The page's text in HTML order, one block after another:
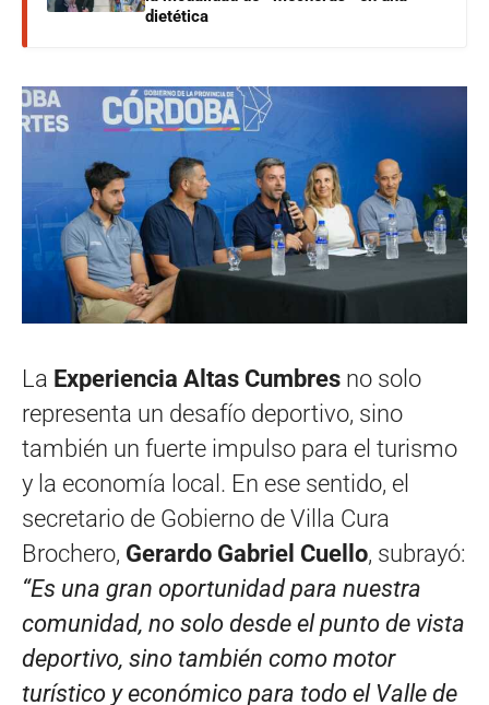
dietética
La Experiencia Altas Cumbres no solo
representa un desafío deportivo, sino
también un fuerte impulso para el turismo
y la economía local. En ese sentido, el
secretario de Gobierno de Villa Cura
Brochero, Gerardo Gabriel Cuello, subrayó:
“Es una gran oportunidad para nuestra
comunidad, no solo desde el punto de vista
deportivo, sino también como motor
turístico y económico para todo el Valle de